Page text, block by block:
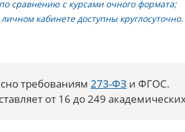
сравнению с курсами очного формата;
кабинете доступны круглосуточно.
требованиям 273-ФЗ и ФГОС.
от 16 до 249